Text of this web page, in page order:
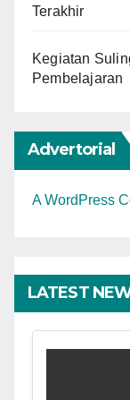
Terakhir
Kegiatan
Pembelajaran
Advertorial
A WordPress
LATEST